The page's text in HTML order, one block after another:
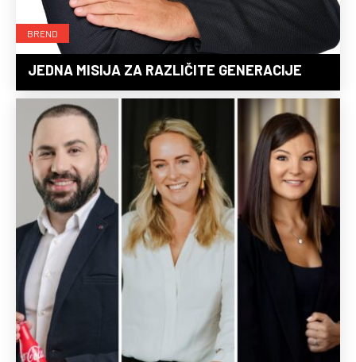
BREND
JEDNA MISIJA ZA RAZLIČITE GENERACIJE